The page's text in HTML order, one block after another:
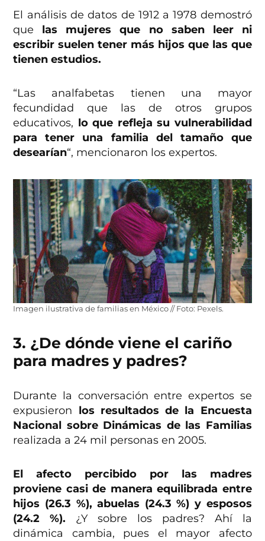
El análisis de datos de 1912 a 1978 demostró
que las mujeres que no saben leer ni
escribir suelen tener más hijos que las que
tienen estudios.
“Las analfabetas tienen una mayor
fecundidad que las de otros grupos
educativos, lo que refleja su vulnerabilidad
para tener una familia del tamaño que
desearían“, mencionaron los expertos.
Imagen ilustrativa de familias en México // Foto: Pexels.
3. ¿De dónde viene el cariño
para madres y padres?
Durante la conversación entre expertos se
expusieron los resultados de la Encuesta
Nacional sobre Dinámicas de las Familias
realizada a 24 mil personas en 2005.
El afecto percibido por las madres
proviene casi de manera equilibrada entre
hijos (26.3 %), abuelas (24.3 %) y esposos
(24.2 %). ¿Y sobre los padres? Ahí la
dinámica cambia, pues el mayor afecto